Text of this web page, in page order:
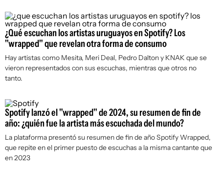
¿Qué escuchan los artistas uruguayos en Spotify? Los
"wrapped" que revelan otra forma de consumo
Hay artistas como Mesita, Meri Deal, Pedro Dalton y KNAK que se
vieron representados con sus escuchas, mientras que otros no
tanto.
Spotify lanzó el "wrapped" de 2024, su resumen de fin de
año: ¿quién fue la artista más escuchada del mundo?
La plataforma presentó su resumen de fin de año Spotify Wrapped,
que repite en el primer puesto de escuchas a la misma cantante que
en 2023